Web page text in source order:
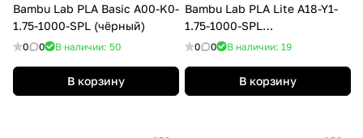
Bambu Lab PLA Basic A00-K0-
1.75-1000-SPL (чёрный)
0 0 В наличии: 50
В корзину
Bambu Lab PLA Lite A18-Y1-
1.75-1000-SPL
(подсолнечный жёлтый)
0 0 В наличии: 19
В корзину